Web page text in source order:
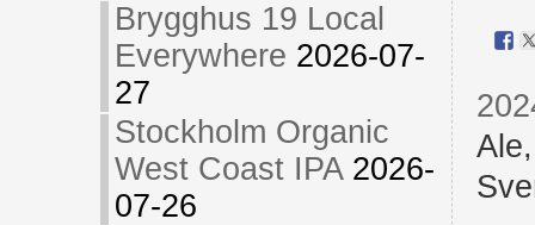
Brygghus 19 Local
Everywhere 2026-07-
27
Stockholm Organic
West Coast IPA 2026-
07-26